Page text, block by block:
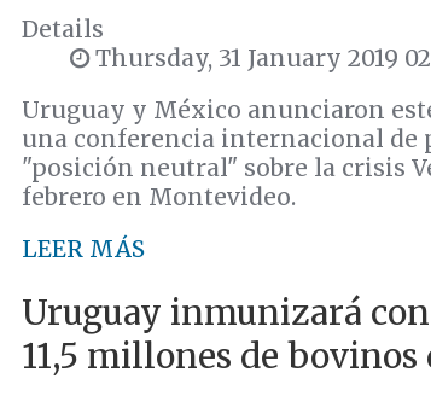
Details
Thursday, 31 January 2019
Uruguay y México anunciaron
una conferencia internacional de
"posición neutral" sobre la crisis
febrero en Montevideo.
LEER MÁS
Uruguay inmunizará
11,5 millones de bovinos